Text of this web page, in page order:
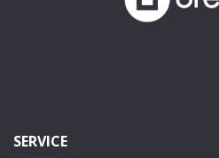
SERVICE